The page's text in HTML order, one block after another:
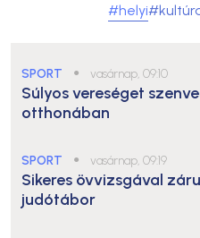
#helyi
SPORT ● vasárnap, 09:10
Súlyos vereséget
otthonában
SPORT ● vasárnap, 09:19
Sikeres övvizsgával
judótábor